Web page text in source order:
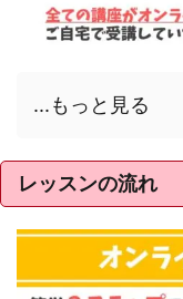
...もっと見る
レッスンの流れ